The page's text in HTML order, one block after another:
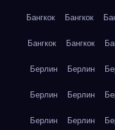
Бангкок Бангкок
Бангкок Бангкок
Берлин Берлин
Берлин Берлин
Берлин Берлин